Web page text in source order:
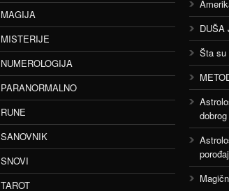
MAGIJA
MISTERIJE
NUMEROLOGIJA
PARANORMALNO
RUNE
SANOVNIK
SNOVI
TAROT
DUŠA
Šta su
porođaj